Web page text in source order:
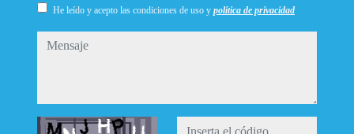
He leído y acepto las condiciones de uso y política de privacidad
mensaje
Captcha